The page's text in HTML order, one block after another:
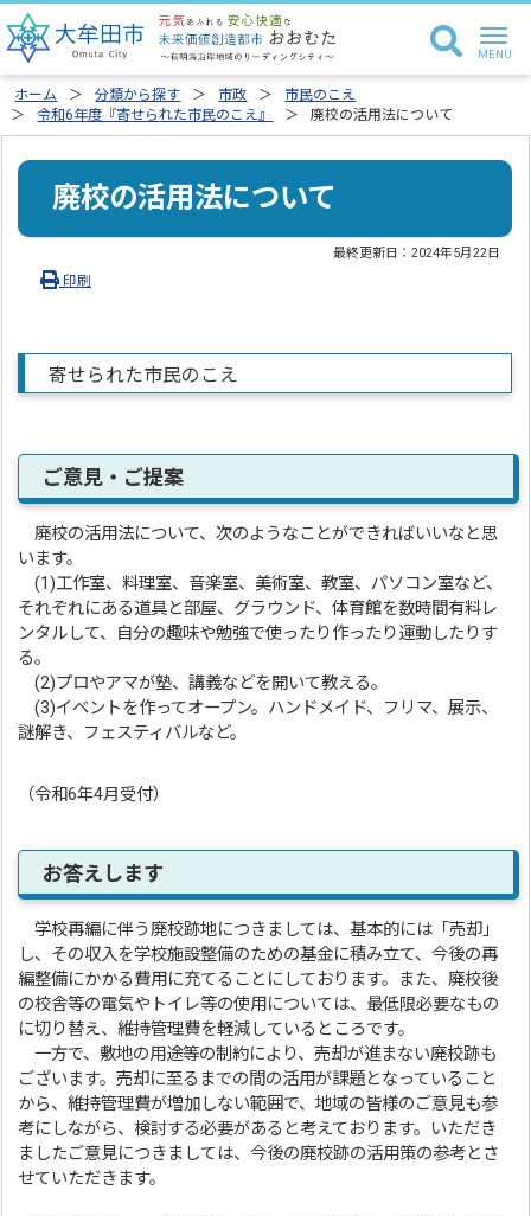
ホーム 分類から探す 市政
市民のこえ
令和6年度『寄せられた市民のこえ』
廃校の活用法について
廃校の活用法について
最終更新日：2024年5月22日
印刷
寄せられた市民のこえ
ご意見・ご提案
廃校の活用法について、次のようなことができればいいなと思
います。
(1)工作室、料理室、音楽室、美術室、教室、パソコン室など、
それぞれにある道具と部屋、グラウンド、体育館を数時間有料レ
ンタルして、自分の趣味や勉強で使ったり作ったり運動したりす
る。
(2)プロやアマが塾、講義などを開いて教える。
(3)イベントを作ってオープン。ハンドメイド、フリマ、展示、
謎解き、フェスティバルなど。
（令和6年4月受付）
お答えします
学校再編に伴う廃校跡地につきましては、基本的には「売却」
し、その収入を学校施設整備のための基金に積み立て、今後の再
編整備にかかる費用に充てることにしております。また、廃校後
の校舎等の電気やトイレ等の使用については、最低限必要なもの
に切り替え、維持管理費を軽減しているところです。
一方で、敷地の用途等の制約により、売却が進まない廃校跡も
ございます。売却に至るまでの間の活用が課題となっていること
から、維持管理費が増加しない範囲で、地域の皆様のご意見も参
考にしながら、検討する必要があると考えております。いただき
ましたご意見につきましては、今後の廃校跡の活用策の参考とさ
せていただきます。